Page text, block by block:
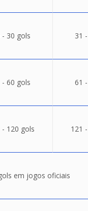
- 30 gols 31
- 60 gols 61
- 120 gols 121
em jogos oficiais